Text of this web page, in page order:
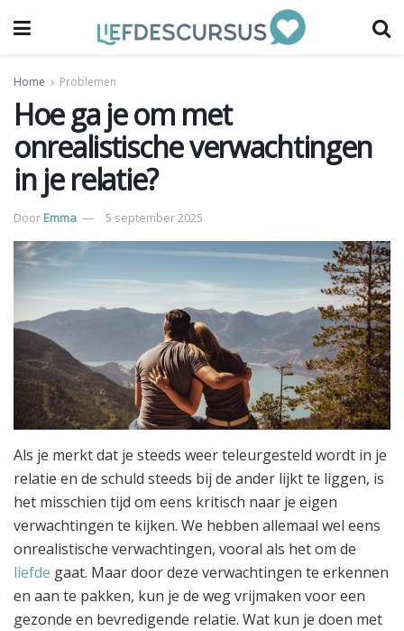
Home Problemen
Hoe ga je om met
onrealistische verwachtingen
in je relatie?
DoorEmma 5 september 2025
Als je merkt dat je steeds weer teleurgesteld wordt in je
relatie en de schuld steeds bij de ander lijkt te liggen, is
het misschien tijd om eens kritisch naar je eigen
verwachtingen te kijken. We hebben allemaal wel eens
onrealistische verwachtingen, vooral als het om de
liefde gaat. Maar door deze verwachtingen te erkennen
en aan te pakken, kun je de weg vrijmaken voor een
gezonde en bevredigende relatie. Wat kun je doen met